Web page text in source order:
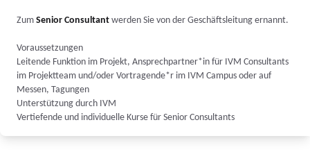
Zum Senior Consultant werden Sie von der Geschäftsleitung ernannt.
Voraussetzungen
Leitende Funktion im Projekt, Ansprechpartner*in für IVM Consultants
im Projektteam und/oder Vortragende*r im IVM Campus oder auf
Messen, Tagungen
Unterstützung durch IVM
Vertiefende und individuelle Kurse für Senior Consultants